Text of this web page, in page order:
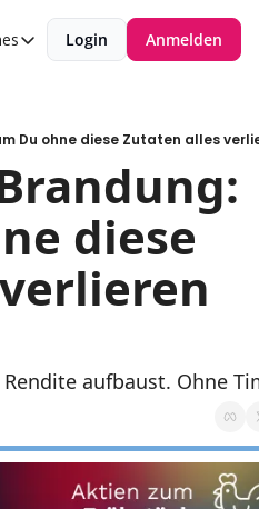
Impressum
Login Anmelden
Du ohne diese Zutaten alles
diese
aufbaust. Ohne